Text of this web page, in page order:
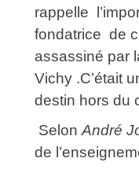
rappelle
fondatrice de
assassiné par
Vichy .C’était
destin hors du
Selon André
de